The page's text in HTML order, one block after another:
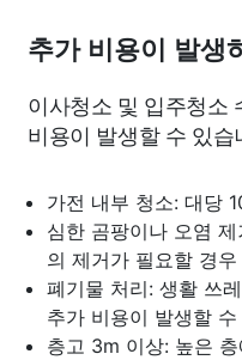
추가 비용이 발생
이사청소 및 입주청소
비용이 발생할 수 있습
가전 내부 청소: 대당
심한 곰팡이나 오염
의 제거가 필요할 경
폐기물 처리: 생활 쓰
추가 비용이 발생할
층고 3m 이상: 높은